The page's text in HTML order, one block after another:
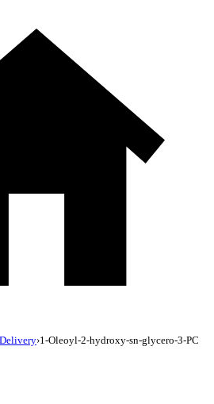
›1-Oleoyl-2-hydroxy-sn-glycero-3-PC